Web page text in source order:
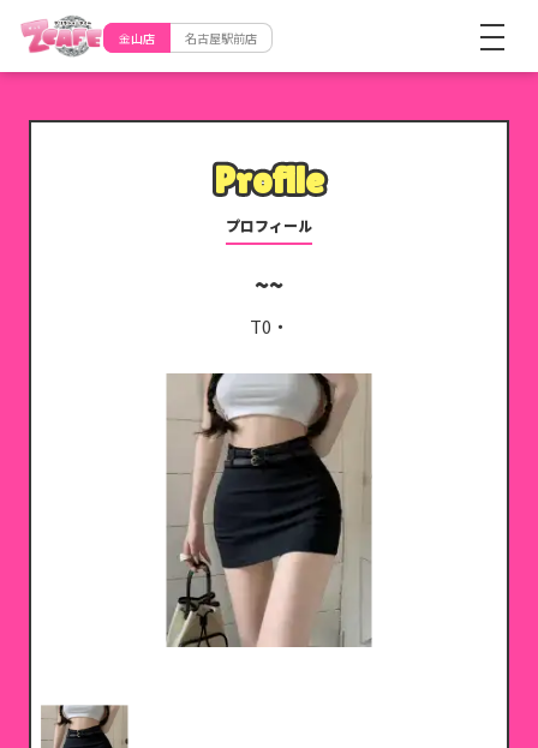
金山店 名古屋駅前店
Profile
Profile
プロフィール
T0・